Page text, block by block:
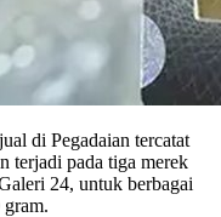
di Pegadaian tercatat
terjadi pada tiga merek
24, untuk berbagai